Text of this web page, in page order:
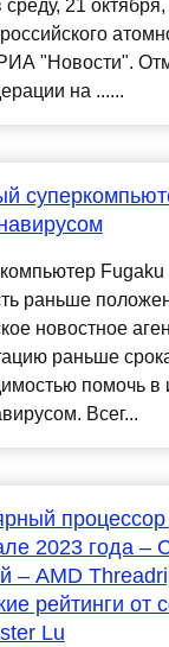
среду, 21
"Новости".
на ......
раньше
новостное
раньше
помочь в
Всег...
2023 года –
AMD
рейтинги от
Lu